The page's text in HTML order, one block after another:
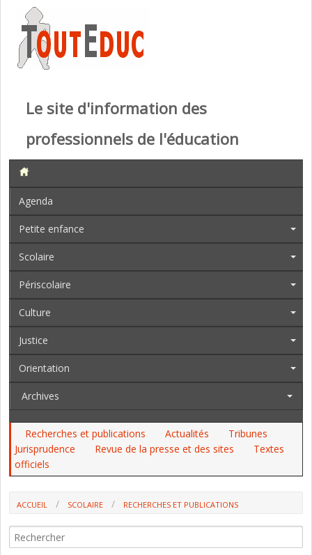
Le site d'information des
professionnels de l'éducation
Agenda
Petite enfance
Scolaire
Périscolaire
Culture
Justice
Orientation
Archives
Recherches et publications Actualités
Tribunes
Jurisprudence
Revue de la presse et des sites
Textes
officiels
ACCUEIL SCOLAIRE RECHERCHES ET PUBLICATIONS